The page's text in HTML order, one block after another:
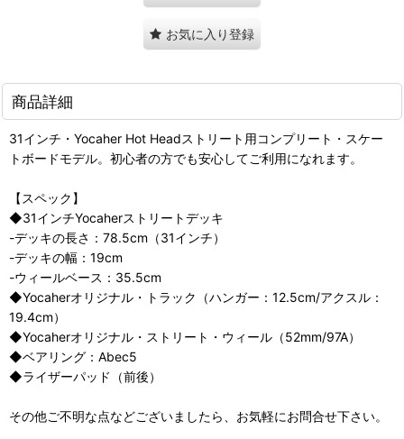
お気に入り登録
商品詳細
31インチ・Yocaher Hot Headストリート用コンプリート・スケー
トボードモデル。初心者の方でも安心してご利用になれます。
【スペック】
◆31インチYocaherストリートデッキ
-デッキの長さ：78.5cm（31インチ）
-デッキの幅：19cm
-ウィールベース：35.5cm
◆Yocaherオリジナル・トラック（ハンガー：12.5cm/アクスル：
19.4cm）
◆Yocaherオリジナル・ストリート・ウィール（52mm/97A）
◆ベアリング：Abec5
◆ライザーパッド（前後）
その他ご不明な点などございましたら、お気軽にお問合せ下さい。